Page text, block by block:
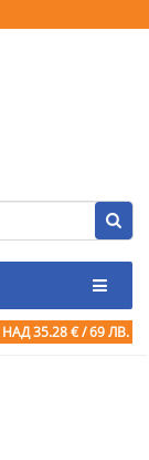
НАД 35.28 € / 69 ЛВ.